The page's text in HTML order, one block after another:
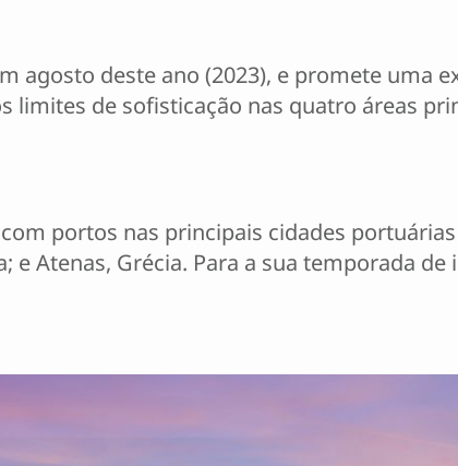
agosto deste ano (2023), e promete uma
limites de sofisticação nas quatro áreas
portos nas principais cidades
e Atenas, Grécia. Para a sua temporada de